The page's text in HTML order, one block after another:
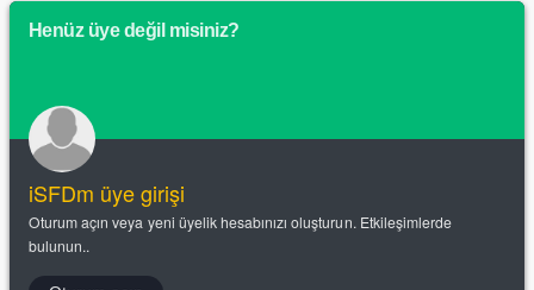
Henüz üye değil misiniz?
iSFDm üye girişi
Oturum açın veya yeni üyelik hesabınızı oluşturun. Etkileşimlerde
bulunun..